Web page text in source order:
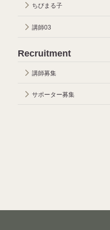
ちびまる子
講師03
Recruitment
講師募集
サポーター募集